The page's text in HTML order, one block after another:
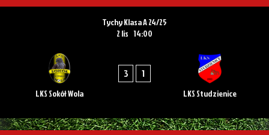
Tychy Klasa A 24/25
2 lis 14:00
LKS Sokół Wola
3 1
LKS Studzienice